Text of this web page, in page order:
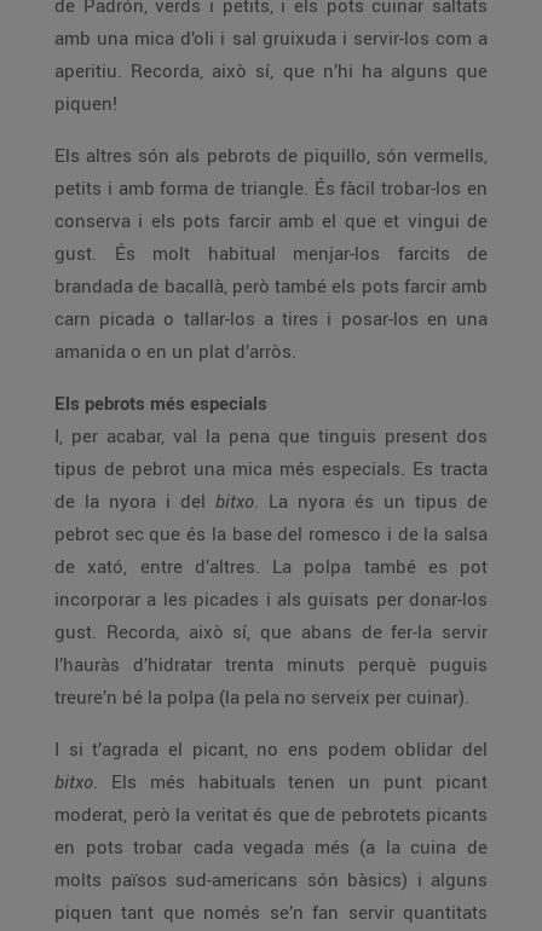
de Padrón, verds i petits, i els pots cuinar saltats
amb una mica d’oli i sal gruixuda i servir-los com a
aperitiu. Recorda, això sí, que n’hi ha alguns que
piquen!
Els altres són als pebrots de piquillo, són vermells,
petits i amb forma de triangle. És fàcil trobar-los en
conserva i els pots farcir amb el que et vingui de
gust. És molt habitual menjar-los farcits de
brandada de bacallà, però també els pots farcir amb
carn picada o tallar-los a tires i posar-los en una
amanida o en un plat d’arròs.
Els pebrots més especials
I, per acabar, val la pena que tinguis present dos
tipus de pebrot una mica més especials. Es tracta
de la nyora i del bitxo. La nyora és un tipus de
pebrot sec que és la base del romesco i de la salsa
de xató, entre d’altres. La polpa també es pot
incorporar a les picades i als guisats per donar-los
gust. Recorda, això sí, que abans de fer-la servir
l’hauràs d’hidratar trenta minuts perquè puguis
treure’n bé la polpa (la pela no serveix per cuinar).
I si t’agrada el picant, no ens podem oblidar del
bitxo. Els més habituals tenen un punt picant
moderat, però la veritat és que de pebrotets picants
en pots trobar cada vegada més (a la cuina de
molts països sud-americans són bàsics) i alguns
piquen tant que només se’n fan servir quantitats